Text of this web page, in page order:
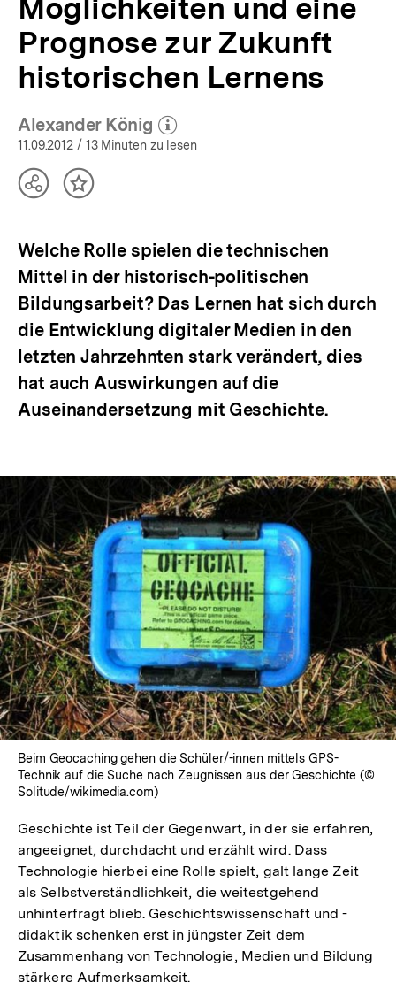
Bildung
bpb.de
Möglichkeiten und eine
Prognose zur Zukunft
historischen Lernens
Alexander König
(Mehr zum Autor)
öffnen
11.09.2012 / 13 Minuten zu lesen
TeilenInhalt
Welche Rolle spielen die technischen
Mittel in der historisch-politischen
Bildungsarbeit? Das Lernen hat sich durch
die Entwicklung digitaler Medien in den
letzten Jahrzehnten stark verändert, dies
hat auch Auswirkungen auf die
Auseinandersetzung mit Geschichte.
Beim Geocaching gehen die Schüler/-innen mittels GPS-
Technik auf die Suche nach Zeugnissen aus der Geschichte (©
Solitude/wikimedia.com)
Geschichte ist Teil der Gegenwart, in der sie erfahren,
angeeignet, durchdacht und erzählt wird. Dass
Technologie hierbei eine Rolle spielt, galt lange Zeit
als Selbstverständlichkeit, die weitestgehend
unhinterfragt blieb. Geschichtswissenschaft und -
didaktik schenken erst in jüngster Zeit dem
Zusammenhang von Technologie, Medien und Bildung
stärkere Aufmerksamkeit.